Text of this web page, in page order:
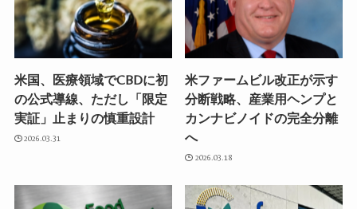
米国、医療領域でCBDに初
の公式導線、ただし「限定
実証」止まりの慎重設計
2026.03.31
米ファームビル改正が示す
分断戦略、産業用ヘンプと
カンナビノイドの完全分離
へ
2026.03.18